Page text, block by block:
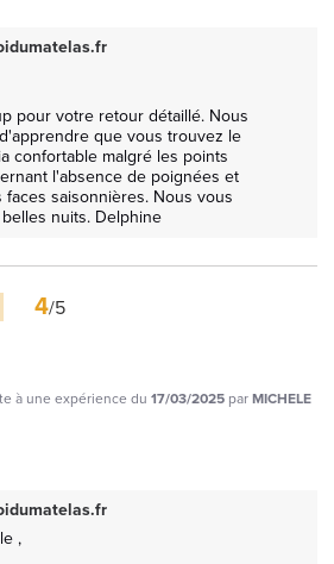
pour votre retour détaillé. Nous
que vous trouvez le
confortable malgré les points
l'absence de poignées et
faces saisonnières. Nous vous
nuits. Delphine
4/5
à une expérience du 17/03/2025 parMICHELE
,